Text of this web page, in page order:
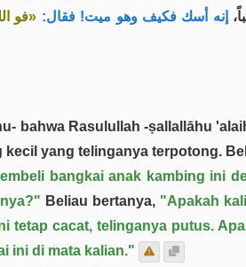
إنه أسك فكيف وهو ميت! فقال: «فو
bahwa Rasulullah -ṣallallāhu
yang telinganya terpotong.
bangkai anak kambing ini
Beliau bertanya, "Apakah
tetap cacat, telinganya putus.
ini di mata kalian."